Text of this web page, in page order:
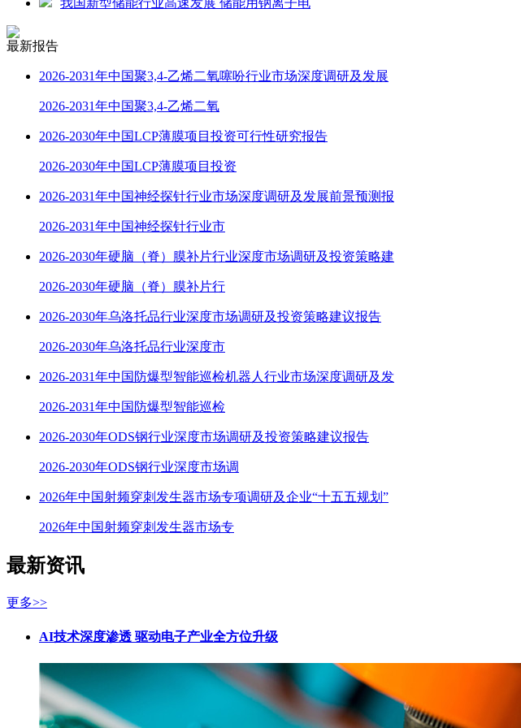
最新报告
2026-2031年中国聚3,4-乙烯二氧噻吩行业市场深度调研及发展
2026-2031年中国聚3,4-乙烯二氧
2026-2030年中国LCP薄膜项目投资可行性研究报告
2026-2030年中国LCP薄膜项目投资
2026-2031年中国神经探针行业市场深度调研及发展前景预测报
2026-2031年中国神经探针行业市
2026-2030年硬脑（脊）膜补片行业深度市场调研及投资策略建
2026-2030年硬脑（脊）膜补片行
2026-2030年乌洛托品行业深度市场调研及投资策略建议报告
2026-2030年乌洛托品行业深度市
2026-2031年中国防爆型智能巡检机器人行业市场深度调研及发
2026-2031年中国防爆型智能巡检
2026-2030年ODS钢行业深度市场调研及投资策略建议报告
2026-2030年ODS钢行业深度市场调
2026年中国射频穿刺发生器市场专项调研及企业“十五五规划”
2026年中国射频穿刺发生器市场专
最新资讯
更多>>
AI技术深度渗透 驱动电子产业全方位升级